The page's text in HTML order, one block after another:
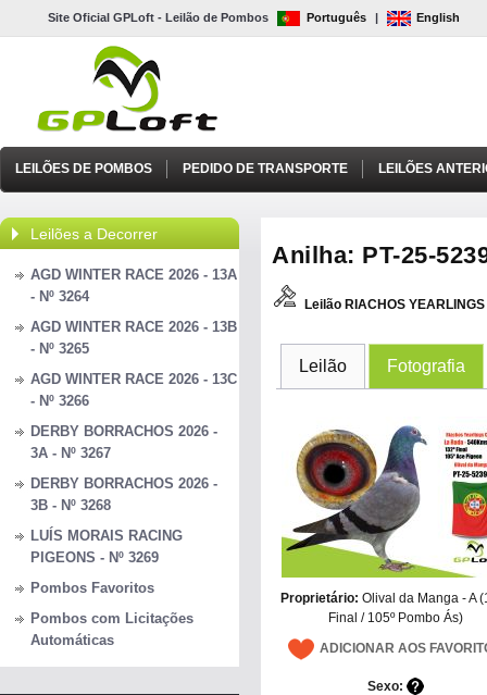
Site Oficial GPLoft - Leilão de Pombos Português | English
LEILÕES DE POMBOS PEDIDO DE TRANSPORTE LEILÕES
Leilões a Decorrer
AGD WINTER RACE 2026 - 13A
- Nº 3264
AGD WINTER RACE 2026 - 13B
- Nº 3265
AGD WINTER RACE 2026 - 13C
- Nº 3266
DERBY BORRACHOS 2026 -
3A - Nº 3267
DERBY BORRACHOS 2026 -
3B - Nº 3268
LUÍS MORAIS RACING
PIGEONS - Nº 3269
Pombos Favoritos
Pombos com Licitações
Automáticas
Anilha: PT-25-
Leilão RIACHOS
Leilão Fotografia
Proprietário: Olival da Manga - A
Final / 105º Pombo Ás)
ADICIONAR AOS
Sexo: